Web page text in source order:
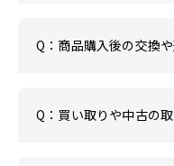
Q：商品購入後の交換
Q：買い取りや中古の